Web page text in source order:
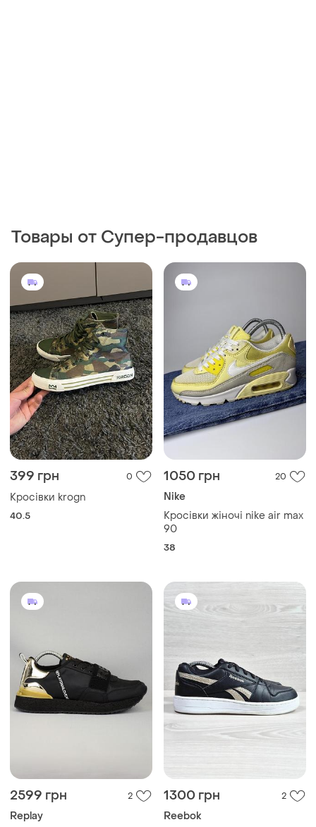
Товары от Супер-продавцов
399 грн 0
Кросівки krogn
40.5
1050 грн 20
Nike
Кросівки жіночі nike air max
90
38
2599 грн 2
Replay
1300 грн 2
Reebok